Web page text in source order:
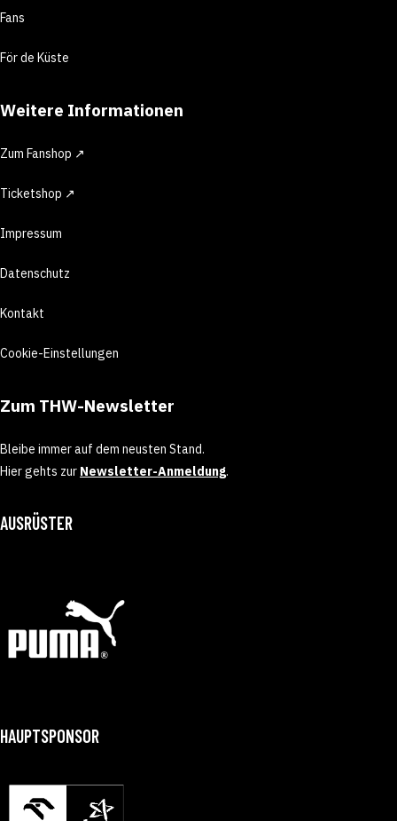
Fans
För de Küste
Weitere Informationen
Zum Fanshop ↗
Ticketshop ↗
Impressum
Datenschutz
Kontakt
Cookie-Einstellungen
Zum THW-Newsletter
Bleibe immer auf dem neusten Stand.
Hier gehts zur Newsletter-Anmeldung.
AUSRÜSTER
HAUPTSPONSOR